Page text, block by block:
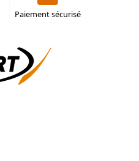
Paiement sécurisé